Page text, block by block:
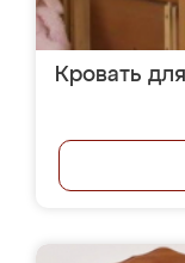
Кровать